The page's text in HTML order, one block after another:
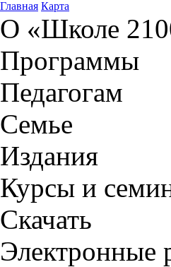
Главная Карта
О «Школе
Программы
Педагогам
Семье
Издания
Курсы и
Скачать
Электронные